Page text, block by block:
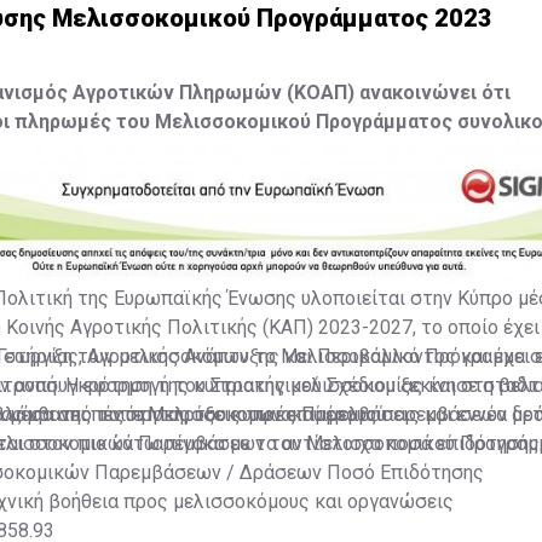
Μελισσοκομικού Προγράμματος 2023
Αγροτικών Πληρωμών (ΚΟΑΠ) ανακοινώνει ότι
πληρωμές του Μελισσοκομικού Προγράμματος
2023.
της Ευρωπαϊκής Ένωσης υλοποιείται στην Κύπρο
Κοινής Αγροτικής Πολιτικής (ΚΑΠ) 2023-2027, το οποίο έχει
Αγροτικής Ανάπτυξης και Περιβάλλοντος και έχει
Η εφαρμογή του Στρατηγικού Σχέδιου ξεκίνησε
μέσα από τις προκηρύξεις των επιμέρους παρεμβάσεων
Παρεμβάσεων του Μελισσοκομικού
στήριξη των μελισσοκόμων το Μελισσοκομικό Πρόγραμμα
ανασυγκρότηση της κυπριακής μελισσοκομίας και στη
και της ποιότητας του κυπριακού μελιού.
πέντε Μελισσοκομικές Παρεμβάσεις και εννέα
στον πιο κάτω πίνακα με τα αντίστοιχα ποσά επιδότησης.
Παρεμβάσεων / Δράσεων Ποσό Επιδότησης
βοήθεια προς μελισσοκόμους και οργανώσεις